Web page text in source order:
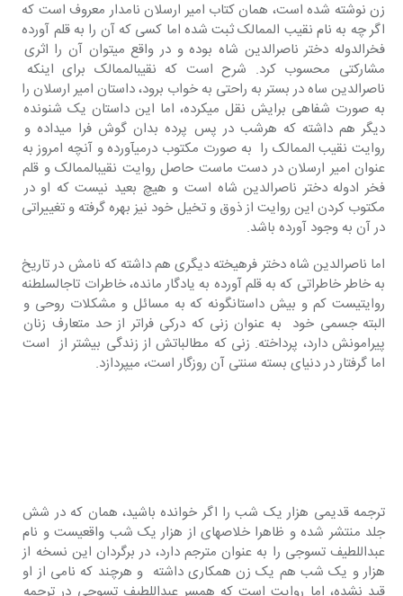
زن نوشته شده است، همان کتاب امیر ارسلان نامدار معروف است که
اگر چه به نام نقیب الممالک ثبت شده اما کسی که آن را به قلم آورده
فخرالدوله دختر ناصرالدین شاه بوده و در واقع می‎توان آن را اثری
مشارکتی محسوب کرد. شرح است که نقیب‎الممالک برای اینکه
ناصرالدین ساه در بستر به راحتی به خواب برود، داستان امیر ارسلان را
به صورت شفاهی برایش نقل می‎کرده، اما این داستان یک شنونده
دیگر هم داشته که هرشب در پس پرده بدان گوش فرا می‎داده و
روایت نقیب الممالک را  به صورت مکتوب در‎می‎آورده و آنچه امروز به
عنوان امیر ارسلان در دست ماست حاصل روایت نقیب‎الممالک و قلم
فخر ادوله دختر ناصرالدین شاه است و هیچ بعید نیست که او در
مکتوب کردن این روایت از ذوق و تخیل خود نیز بهره گرفته و تغییراتی
در آن به وجود آورده باشد.
اما ناصرالدین شاه دختر فرهیخته دیگری هم داشته که نامش در تاریخ
به خاطر خاطراتی که به قلم آورده به یادگار مانده، خاطرات تاج‎السلطنه
روایتی‎ست کم و بیش داستان‎گونه که به مسائل و مشکلات روحی و
البته جسمی خود  به عنوان زنی که درکی فراتر از حد متعارف زنان
پیرامونش دارد، پرداخته. زنی که مطالباتش از زندگی بیشتر از  است
اما گرفتار در دنیای بسته سنتی آن روزگار است، می‎پردازد.
ترجمه قدیمی هزار یک شب را اگر خوانده باشید، همان که در شش
جلد منتشر شده و ظاهرا خلاصه‎ای از هزار یک شب واقعی‎ست و نام
عبداللطیف تسوجی را به عنوان مترجم دارد، در برگردان این نسخه از
هزار و یک شب هم یک زن همکاری داشته  و هرچند که نامی از او